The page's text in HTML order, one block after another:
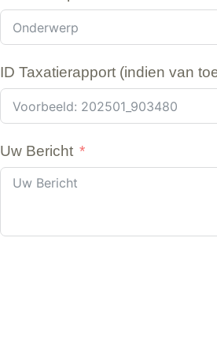
ID Taxatierapport (indien van
Uw Bericht